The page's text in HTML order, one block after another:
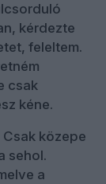
kérdezte
feleltem.
csak
kéne.
Csak közepe
sehol.
a